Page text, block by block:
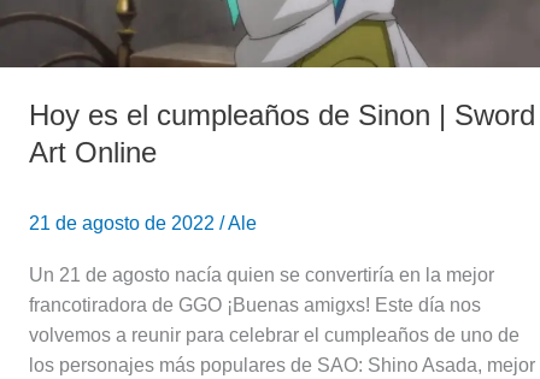
Hoy es el cumpleaños de Sinon | Sword
Art Online
21 de agosto de 2022 /Ale
Un 21 de agosto nacía quien se convertiría en la mejor
francotiradora de GGO ¡Buenas amigxs! Este día nos
volvemos a reunir para celebrar el cumpleaños de uno de
los personajes más populares de SAO: Shino Asada, mejor
Art
Online